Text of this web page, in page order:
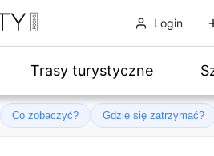
Login
Trasy turystyczne
Co zobaczyć? Gdzie się zatrzymać?